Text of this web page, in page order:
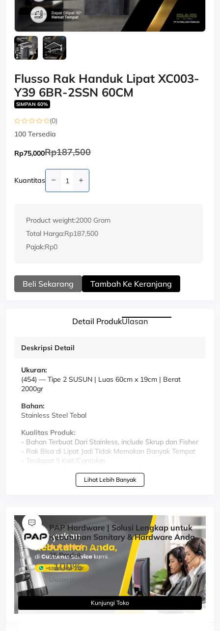
Flusso Rak Handuk Lipat XC003-
Y39 6BR-2SSN 60CM
SIMPAN 60%
(0)
100 Tersedia
Rp75,000Rp187,500
Kuantitas
Product weight:2000 Gram
Total Harga:Rp187,500
Pajak:Rp0
Beli Sekarang Tambah Ke Keranjang
Detail ProdukUlasan
Deskripsi Detail
Ukuran:
(454) — Tipe 2 SUSUN | Luas 60cm x 19cm | Berat
2000gr
Bahan:
Stainless Steel Tebal
Kualitas Produk:
- Bahan Terbuat Dari Stainless, include Skrup dan Fisher
- Rak Bisa di Lipat Jadi Tidak Memakan Banyak Tempat
- Terdapat 5 Kait/Cantolan
- Harga Terjangkau, Dijamin Puas
Lihat Lebih Banyak
PAP Hardware | Solusi Lengkap untuk
Kebutuhan Sanitary & Hardware Anda
(976)
25 Produk
100%
Ulasan positif
Kunjungi Toko